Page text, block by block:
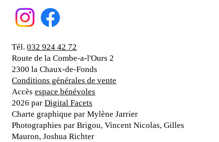
Tél.032 924 42 72
Route de la Combe-a-l'Ours 2
2300 la Chaux-de-Fonds
Conditions générales de vente
Accèsespace bénévoles
2026 parDigital Facets
Charte graphique par Mylène Jarrier
Photographies par Brigou, Vincent Nicolas, Gilles
Mauron, Joshua Richter